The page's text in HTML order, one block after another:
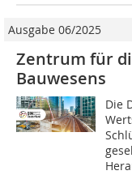
Ausgabe 06/2025
Zentrum für
Bauwesens
Die